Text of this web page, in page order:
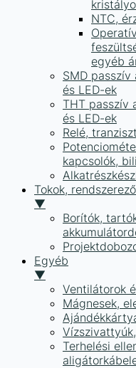
NTC,
egyéb
SMD
és LED-ek
THT passzív
és LED-ek
Relé,
kapcsolók,
Tokok,
▼
Borítók,
Egyéb
▼
Ventilátorok
Mágnesek,
Terhelési